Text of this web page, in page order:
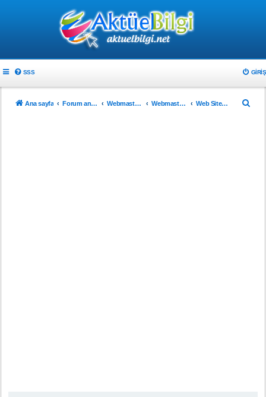
SSS GIRIŞ
Ana sayfa Forum ana sayfa Webmaster & Tasarım Webmasterlar için Web Sitenizi Tanıtın..!